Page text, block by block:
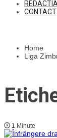
REDACTIA
CONTACT
Home
Liga
1 Minute